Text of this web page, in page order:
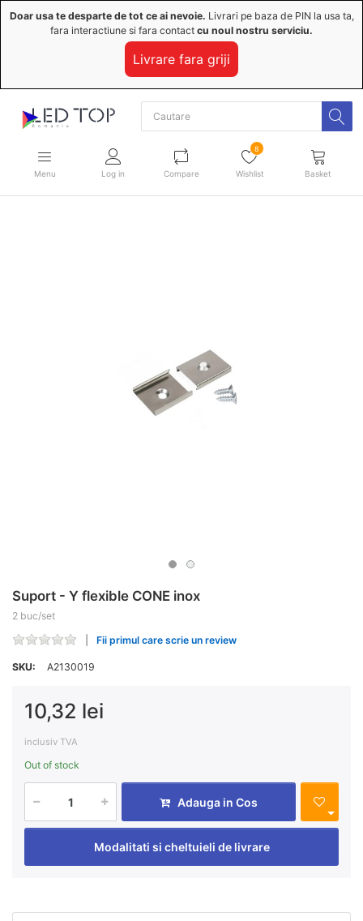
Doar usa te desparte de tot ce ai nevoie. Livrari pe baza de PIN la usa ta,
fara interactiune si fara contact cu noul nostru serviciu.
Livrare fara griji
Menu Log in Compare
8
Wishlist Basket
Suport - Y flexible CONE inox
2 buc/set
Fii primul care scrie un review
SKU: A2130019
10,32 lei
inclusiv TVA
Out of stock
Adauga in Cos
Modalitati si cheltuieli de livrare